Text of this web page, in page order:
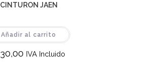
CINTURON JAEN
Añadir al carrito
30,00 IVA Incluido